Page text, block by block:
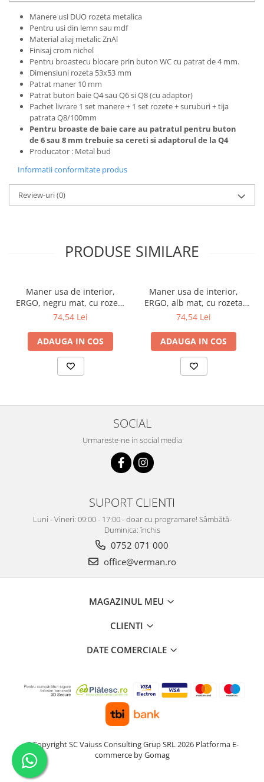
Manere usi DUO rozeta metalica
Pentru usi din lemn sau mdf
Material aliaj metalic ZnAl
Finisaj crom nichel
Pentru broastecu blocare prin buton WC cu patrat de 4 mm.
Dimensiuni rozeta 53x53 mm
Patrat maner 10 mm
Patrat buton baie Q4 sau Q6 si Q8 (cu adaptor)
Pachet livrare 1 set manere + 1 set rozete + suruburi + tija
patrata Q8/100mm
Pentru broaste de baie care au patratul pentru buton
de 6 sau 8 mm trebuie sa cereti si adaptorul de la Q4
Producator : Metal bud
Informatii conformitate produs
Review-uri(0)
PRODUSE SIMILARE
Maner usa de interior,
ERGO, negru mat, cu rozeta
cheie
74,54 Lei
ADAUGA IN COS
Maner usa de interior,
ERGO, alb mat, cu rozeta
cheie
74,54 Lei
ADAUGA IN COS
SOCIAL
Urmareste-ne in social media
SUPORT CLIENTI
Luni - Vineri: 09:00 - 17:00 - doar cu programare! Sâmbătă-
Duminica: închis
0752 071 000
office@verman.ro
MAGAZINUL MEU
CLIENTI
DATE COMERCIALE
©Copyright SC Vaiuss Consulting Grup SRL 2026 Platforma E-
commerce by Gomag